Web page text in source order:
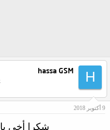
H
hassa GSM
9 أكتوبر 2018
شكرا أخي